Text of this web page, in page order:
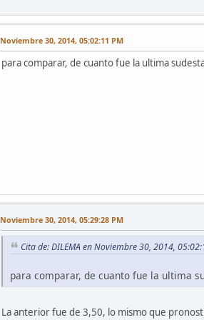
Noviembre 30, 2014, 05:02:11 PM
para comparar, de cuanto fue la ultima
Noviembre 30, 2014, 05:29:28 PM
Cita de: DILEMA en Noviembre 30, 2014,
para comparar, de cuanto fue la ultima
La anterior fue de 3,50, lo mismo que